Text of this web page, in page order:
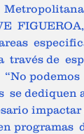
través de
“No
se
impactar
programas